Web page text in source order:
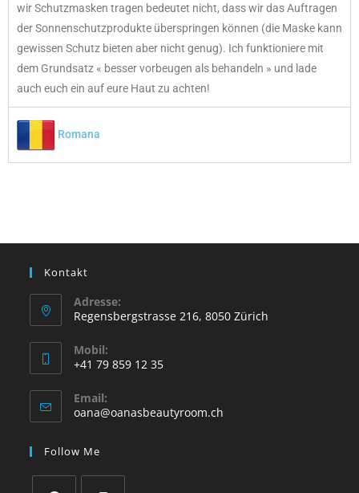
wir Schutzmasken tragen bedeutet nicht, dass wir das Auftragen
der Sonnenschutzprodukte überspringen können (die Maske kann
gewissen Schutz bieten aber nicht genug). Ich funktioniere mit
dem Grundsatz « besser vorbeugen als behandeln » und lade
auch euch ein auf eure Haut zu achten!
Romana
Kontakt
Adresse:
Regensbergstrasse 216, 8050 Zürich
Mobil:
+41 79 859 12 35
Email:
oana@oanasbeautyroom.ch
Follow Me